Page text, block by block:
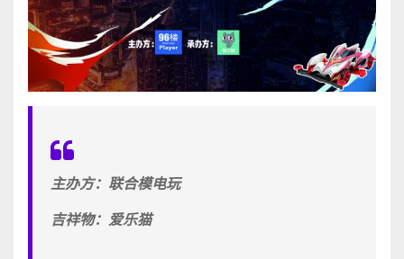
主办方：联合模电玩
吉祥物：爱乐猫